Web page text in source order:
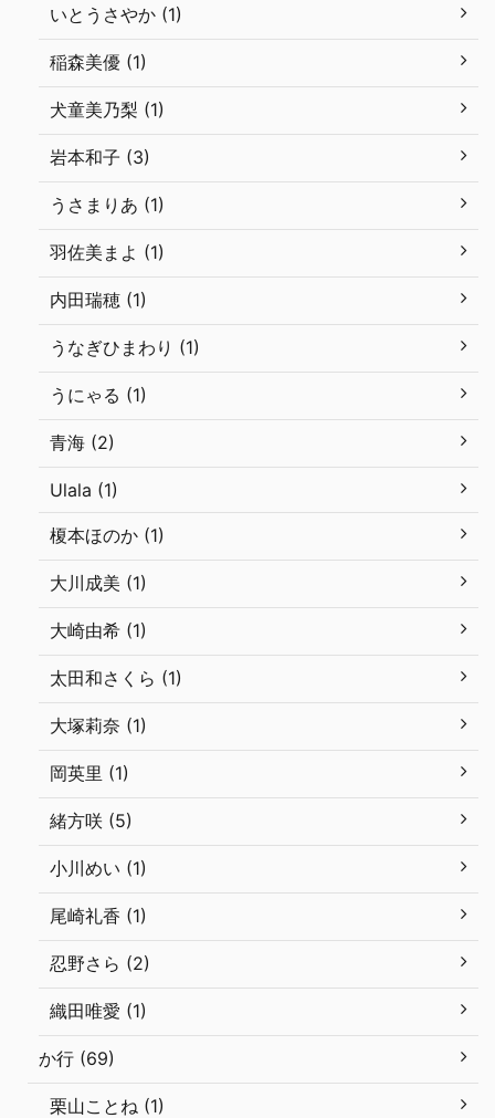
いとうさやか (1)
稲森美優 (1)
犬童美乃梨 (1)
岩本和子 (3)
うさまりあ (1)
羽佐美まよ (1)
内田瑞穂 (1)
うなぎひまわり (1)
うにゃる (1)
青海 (2)
Ulala (1)
榎本ほのか (1)
大川成美 (1)
大崎由希 (1)
太田和さくら (1)
大塚莉奈 (1)
岡英里 (1)
緒方咲 (5)
小川めい (1)
尾崎礼香 (1)
忍野さら (2)
織田唯愛 (1)
か行 (69)
栗山ことね (1)